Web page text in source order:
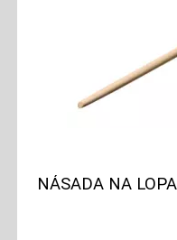
NÁSADA NA